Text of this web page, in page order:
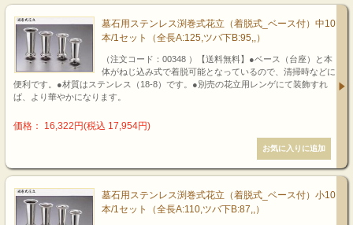
墓石用ステンレス渕巻式花立（着脱式_ベース付）中10
本/1セット（全長A:125,ツバ下B:95,,）
（注文コード：00348 ）【送料無料】●ベース（台座）と本
体がねじ込み式で着脱可能となっているので、清掃時などに
便利です。●材質はステンレス（18-8）です。●別売の花立用レンゲにて装飾すれ
ば、より華やかになります。
価格： 16,322円(税込 17,954円)
墓石用ステンレス渕巻式花立（着脱式_ベース付）小10
本/1セット（全長A:110,ツバ下B:87,,）